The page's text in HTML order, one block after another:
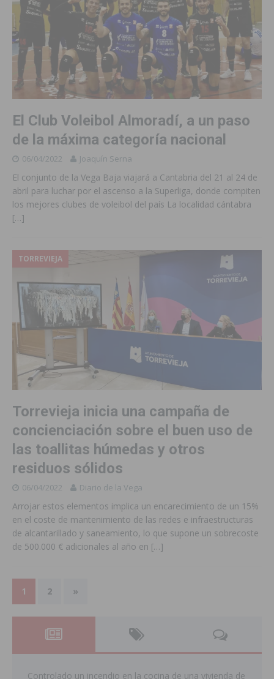
El Club Voleibol Almoradí, a un paso
de la máxima categoría nacional
06/04/2022 Joaquín Serna
El conjunto de la Vega Baja viajará a Cantabria del 21 al 24 de
abril para luchar por el ascenso a la Superliga, donde compiten
los mejores clubes de voleibol del país La localidad cántabra
[…]
TORREVIEJA
Torrevieja inicia una campaña de
concienciación sobre el buen uso de
las toallitas húmedas y otros
residuos sólidos
06/04/2022 Diario de la Vega
Arrojar estos elementos implica un encarecimiento de un 15%
en el coste de mantenimiento de las redes e infraestructuras
de alcantarillado y saneamiento, lo que supone un sobrecoste
de 500.000 € adicionales al año en […]
1 2 »
Controlado un incendio en la cocina de una vivienda de